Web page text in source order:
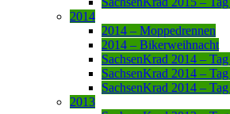
2014
2014 – Moppedrennen
2014 – Bikerweihnacht
SachsenKrad 2014 – Tag
SachsenKrad 2014 –
SachsenKrad 2014 –
2013